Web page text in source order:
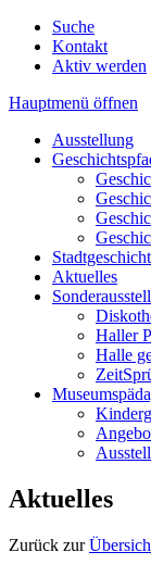
Suche
Kontakt
Aktiv werden
Hauptmenü öffnen
Ausstellung
Aktuelles
Haller
Halle
Aktuelles
Zurück zur